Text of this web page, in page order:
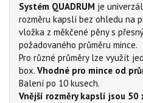
Systém QUADRUM je
rozměru kapslí bez ohledu na
vložka z měkčené pěny s
požadovaného průměru mince.
Pro různé průměry lze využít
box. Vhodné pro mince od
Balení po 10 kusech.
Vnější rozměry kapslí jsou 50